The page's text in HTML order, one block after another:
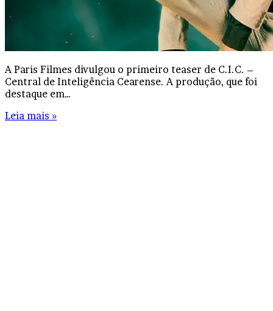
A Paris Filmes divulgou o primeiro teaser de C.I.C. –
Central de Inteligência Cearense. A produção, que foi
destaque em…
Leia mais »